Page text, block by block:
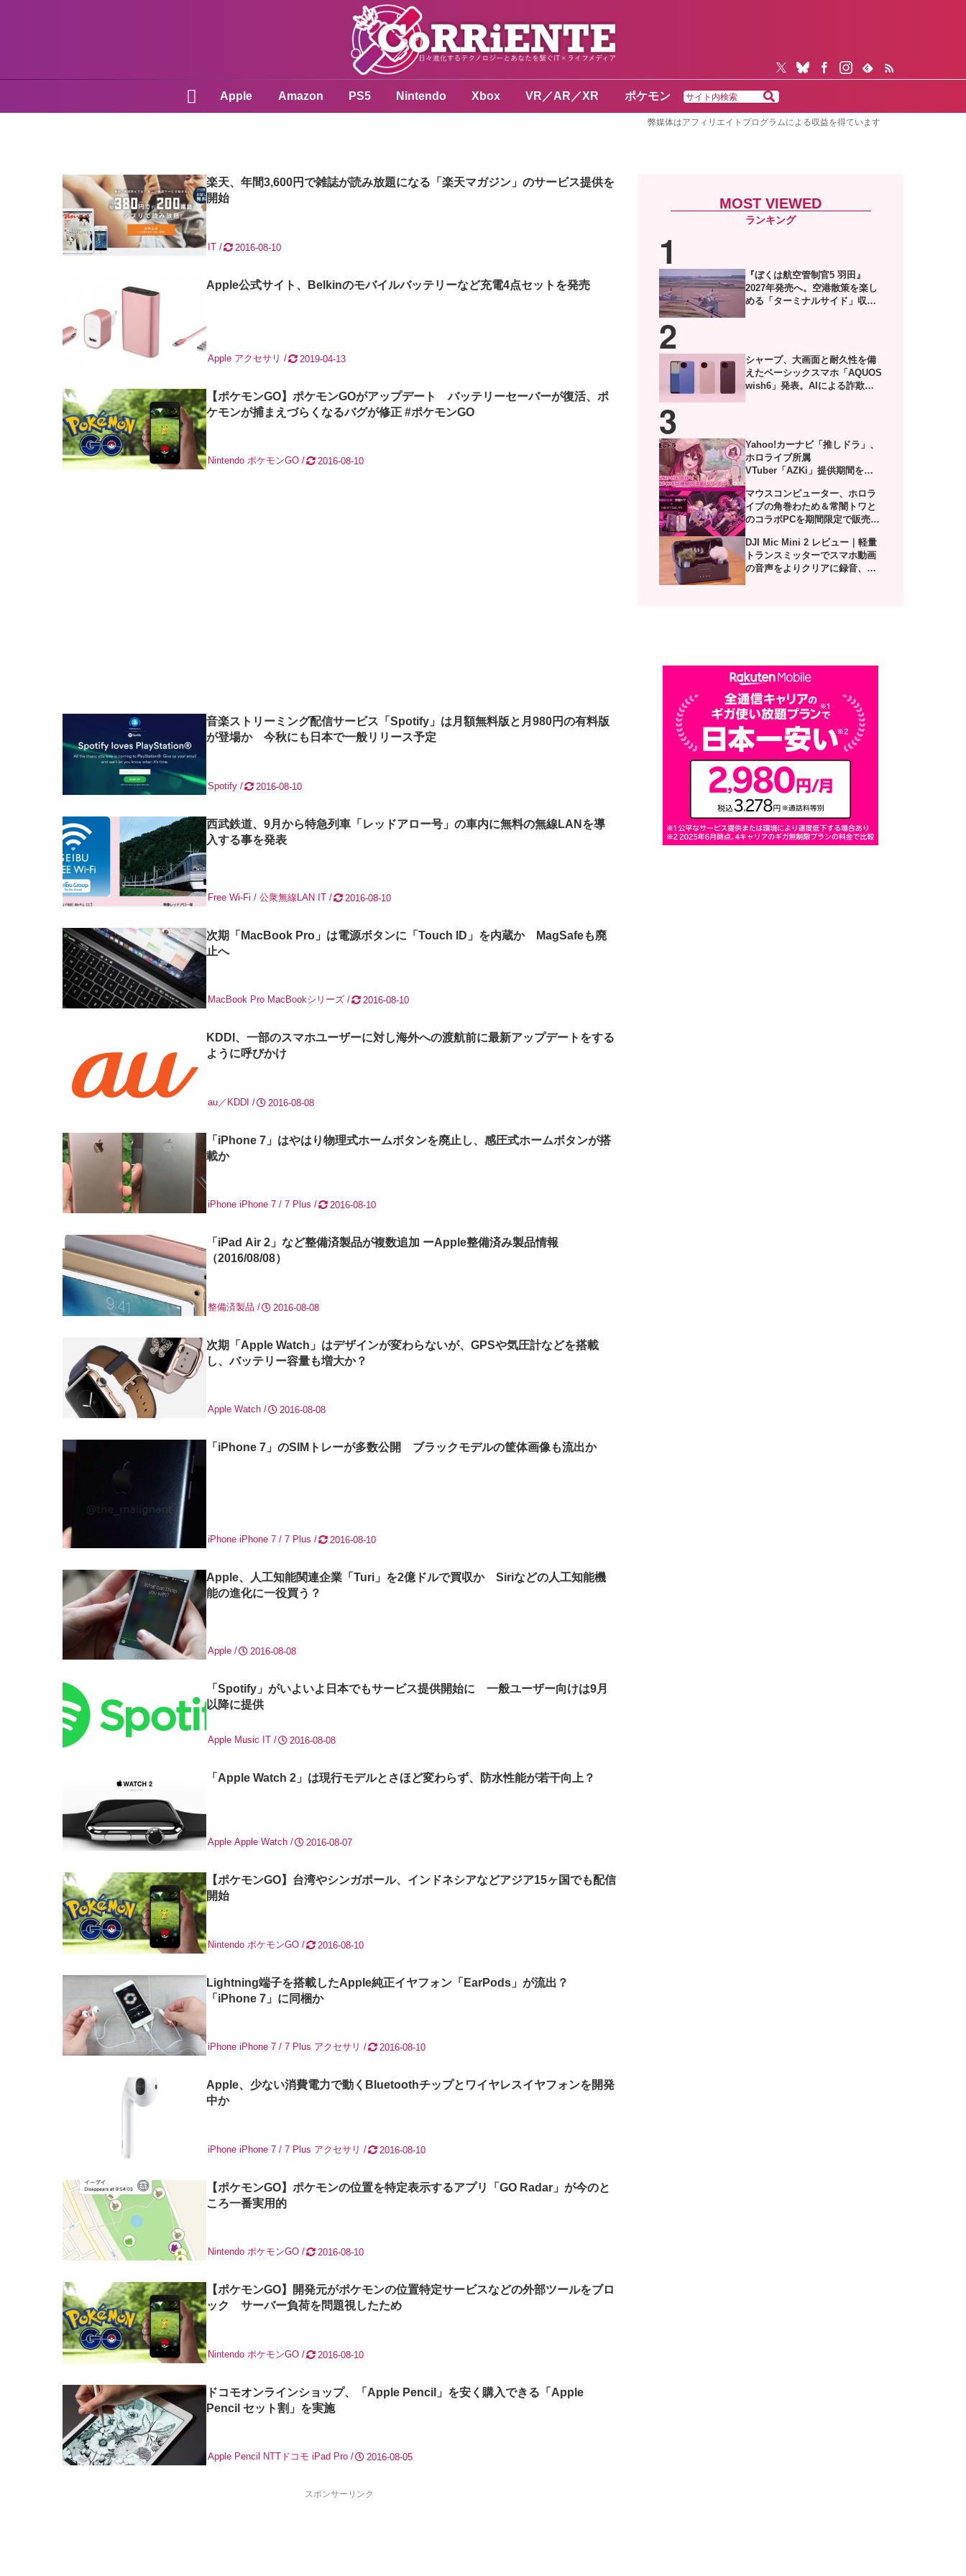
Apple Amazon PS5 Nintendo Xbox VR／AR／XR ポケモン
弊媒体はアフィリエイトプログラムによる収益を得ています
楽天、年間3,600円で雑誌が読み放題になる「楽天マガジン」のサービス提供を
開始
2016-08-10
IT
Apple公式サイト、Belkinのモバイルバッテリーなど充電4点セットを発売
2019-04-13
Apple アクセサリ
【ポケモンGO】ポケモンGOがアップデート バッテリーセーバーが復活、ポ
ケモンが捕まえづらくなるバグが修正 #ポケモンGO
2016-08-10
Nintendo ポケモンGO
音楽ストリーミング配信サービス「Spotify」は月額無料版と月980円の有料版
が登場か 今秋にも日本で一般リリース予定
2016-08-10
Spotify
西武鉄道、9月から特急列車「レッドアロー号」の車内に無料の無線LANを導
入する事を発表
2016-08-10
Free Wi-Fi / 公衆無線LAN IT
次期「MacBook Pro」は電源ボタンに「Touch ID」を内蔵か MagSafeも廃
止へ
2016-08-10
MacBook Pro MacBookシリーズ
KDDI、一部のスマホユーザーに対し海外への渡航前に最新アップデートをする
ように呼びかけ
2016-08-08
au／KDDI
「iPhone 7」はやはり物理式ホームボタンを廃止し、感圧式ホームボタンが搭
載か
2016-08-10
iPhone iPhone 7 / 7 Plus
「iPad Air 2」など整備済製品が複数追加 ーApple整備済み製品情報
（2016/08/08）
2016-08-08
整備済製品
次期「Apple Watch」はデザインが変わらないが、GPSや気圧計などを搭載
し、バッテリー容量も増大か？
2016-08-08
Apple Watch
「iPhone 7」のSIMトレーが多数公開 ブラックモデルの筐体画像も流出か
2016-08-10
iPhone iPhone 7 / 7 Plus
Apple、人工知能関連企業「Turi」を2億ドルで買収か Siriなどの人工知能機
能の進化に一役買う？
2016-08-08
Apple
「Spotify」がいよいよ日本でもサービス提供開始に 一般ユーザー向けは9月
以降に提供
2016-08-08
Apple Music IT
「Apple Watch 2」は現行モデルとさほど変わらず、防水性能が若干向上？
2016-08-07
Apple Apple Watch
【ポケモンGO】台湾やシンガポール、インドネシアなどアジア15ヶ国でも配信
開始
2016-08-10
Nintendo ポケモンGO
Lightning端子を搭載したApple純正イヤフォン「EarPods」が流出？
「iPhone 7」に同梱か
2016-08-10
iPhone iPhone 7 / 7 Plus アクセサリ
Apple、少ない消費電力で動くBluetoothチップとワイヤレスイヤフォンを開発
中か
2016-08-10
iPhone iPhone 7 / 7 Plus アクセサリ
【ポケモンGO】ポケモンの位置を特定表示するアプリ「GO Radar」が今のと
ころ一番実用的
2016-08-10
Nintendo ポケモンGO
【ポケモンGO】開発元がポケモンの位置特定サービスなどの外部ツールをブロ
ック サーバー負荷を問題視したため
2016-08-10
Nintendo ポケモンGO
ドコモオンラインショップ、「Apple Pencil」を安く購入できる「Apple
Pencil セット割」を実施
2016-08-05
Apple Pencil NTTドコモ iPad Pro
スポンサーリンク
MOST VIEWED
『ぼくは航空管制官5 羽田』
2027年発売へ。空港散策を楽し
める「ターミナルサイド」収録
シャープ、大画面と耐久性を備
えたベーシックスマホ「AQUOS
wish6」発表。AIによる詐欺電
Yahoo!カーナビ「推しドラ」、
ホロライブ所属
VTuber「AZKi」提供期間を延
ボイス追加
マウスコンピューター、ホロラ
イブの角巻わため＆常闇トワと
のコラボPCを期間限定で販売。
DJI Mic Mini 2 レビュー｜軽量
トランスミッターでスマホ動画
の音声をよりクリアに録音、ケ